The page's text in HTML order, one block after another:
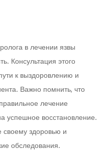
в лечении язвы
Консультация этого
к выздоровлению и
Важно помнить, что
лечение
успешное восстановление.
своему здоровью и
обследования.